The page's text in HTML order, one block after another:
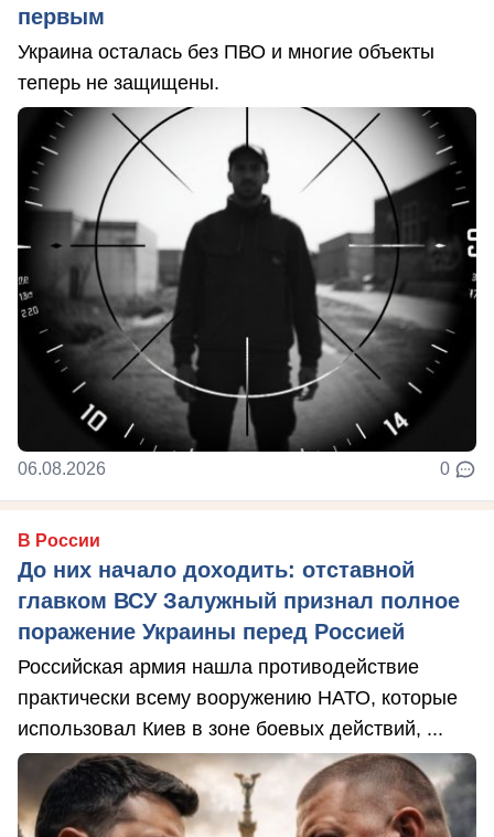
первым
Украина осталась без ПВО и многие объекты
теперь не защищены.
06.08.2026 0
В России
До них начало доходить: отставной
главком ВСУ Залужный признал полное
поражение Украины перед Россией
Российская армия нашла противодействие
практически всему вооружению НАТО, которые
использовал Киев в зоне боевых действий, ...